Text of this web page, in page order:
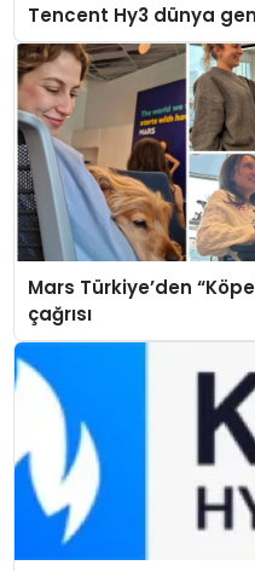
Tencent Hy3 dünya
Mars Türkiye’den
çağrısı